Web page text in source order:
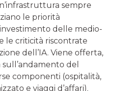
sempre
le priorità
delle medio-
le criticità riscontrate
dell’IA. Viene offerta,
del
componenti (ospitalità,
e viaggi d’affari).